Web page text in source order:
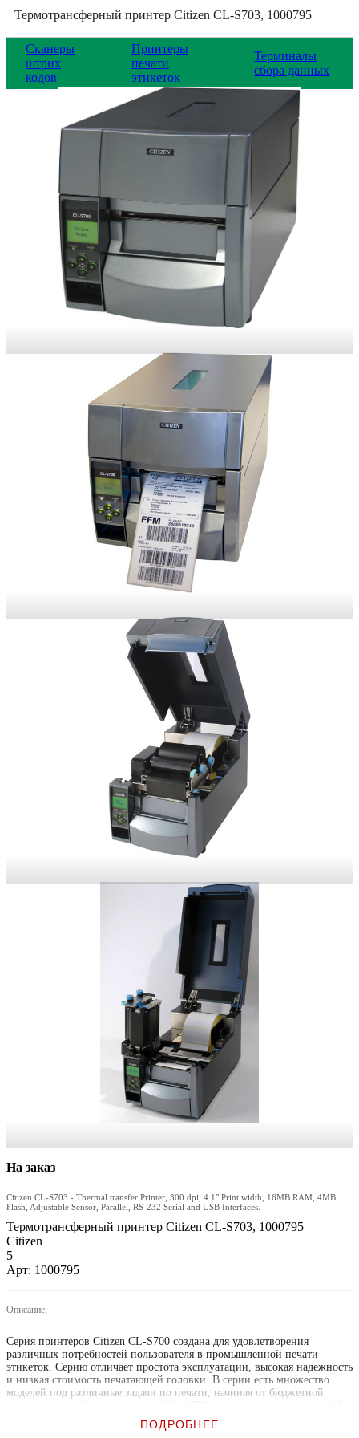
Термотрансферный принтер Citizen CL-S703, 1000795
Сканеры
штрих
кодов
Принтеры
печати
этикеток
Терминалы
сбора данных
На заказ
Citizen CL-S703 - Thermal transfer Printer, 300 dpi, 4.1" Print width, 16MB RAM, 4MB
Flash, Adjustable Sensor, Parallel, RS-232 Serial and USB Interfaces.
Термотрансферный принтер Citizen CL-S703, 1000795
Citizen
5
Арт: 1000795
Описание:
Серия принтеров Citizen CL-S700 создана для удовлетворения
различных потребностей пользователя в промышленной печати
этикеток. Серию отличает простота эксплуатации, высокая надежность
и низкая стоимость печатающей головки. В серии есть множество
моделей под различные задачи по печати, начиная от бюджетной
S 703R с разрешением печати 300 dpi и смотчиком этикеток. Принтер
удобно применять в ограниченном пространстве, т.к. крышка
ПОДРОБНЕЕ